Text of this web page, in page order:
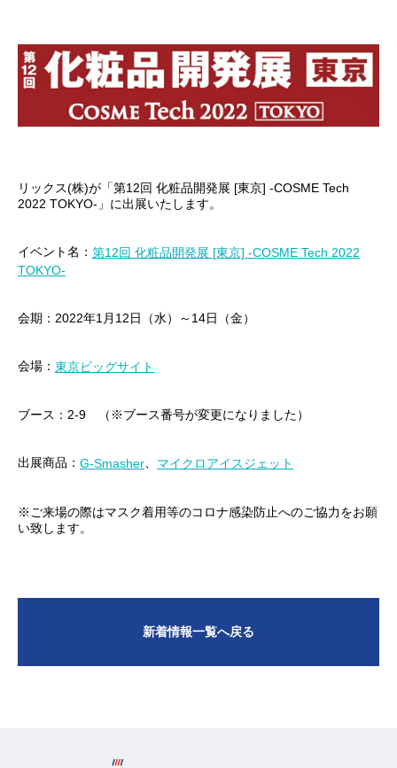
リックス(株)が「第12回 化粧品開発展 [東京] -COSME Tech
2022 TOKYO-」に出展いたします。
イベント名： 第12回 化粧品開発展 [東京] -COSME Tech 2022
TOKYO-
会期：2022年1月12日（水）～14日（金）
会場： 東京ビッグサイト
ブース：2-9 （※ブース番号が変更になりました）
出展商品： G-Smasher、 マイクロアイスジェット
※ご来場の際はマスク着用等のコロナ感染防止へのご協力をお願
い致します。
新着情報一覧へ戻る